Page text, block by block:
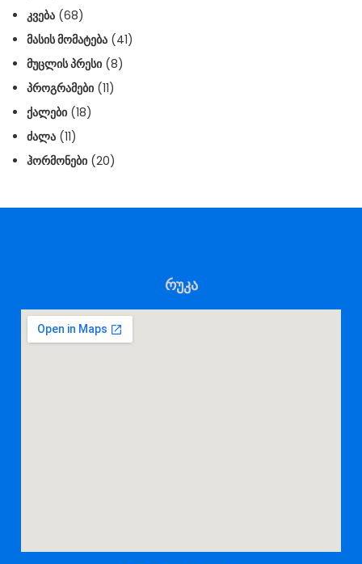
ᲙᲕᲔᲑᲐ (68)
ᲛᲐᲡᲘᲡ ᲛᲝᲛᲐᲢᲔᲑᲐ (41)
ᲛᲣᲪᲚᲘᲡ ᲞᲠᲔᲡᲘ (8)
ᲞᲠᲝᲒᲠᲐᲛᲔᲑᲘ (11)
ᲥᲐᲚᲔᲑᲘ (18)
ᲫᲐᲚᲐ (11)
ᲰᲝᲠᲛᲝᲜᲔᲑᲘ (20)
რუკა